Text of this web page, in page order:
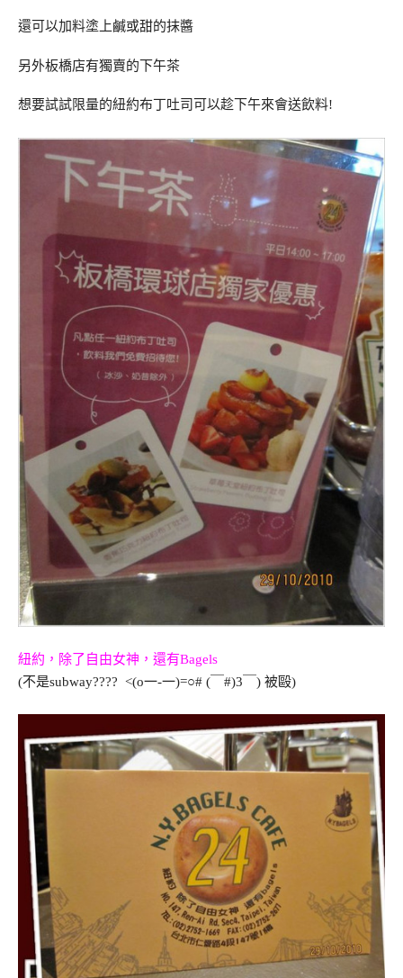
還可以加料塗上鹹或甜的抹醬
另外板橋店有獨賣的下午茶
想要試試限量的紐約布丁吐司可以趁下午來會送飲料!
紐約，除了自由女神，還有Bagels
(不是subway???? <(o一-一)=○# (￣#)3￣) 被毆)